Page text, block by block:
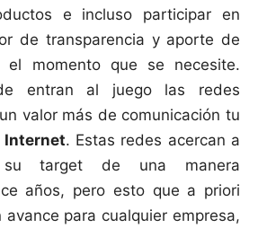
e incluso participar en
de transparencia y aporte de
el momento que se necesite.
entran al juego las redes
valor más de comunicación tu
Internet. Estas redes acercan a
target de una manera
años, pero esto que a priori
avance para cualquier empresa,